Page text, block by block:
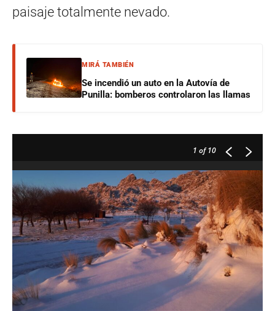
paisaje totalmente nevado.
MIRÁ TAMBIÉN
Se incendió un auto en la Autovía de
Punilla: bomberos controlaron las llamas
1 of 10